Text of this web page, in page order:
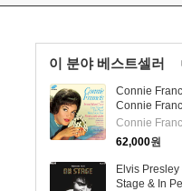
이 분야 베스트셀러
Connie
Connie
Sings
(Collector's
(LP)
Connie
62,000원
Elvis Presley
Stage & In